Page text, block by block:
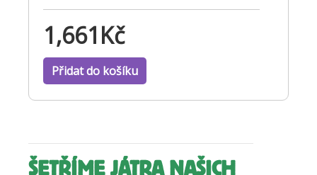
1,661Kč
Přidat do košíku
ŠETŘÍME JÁTRA NAŠICH